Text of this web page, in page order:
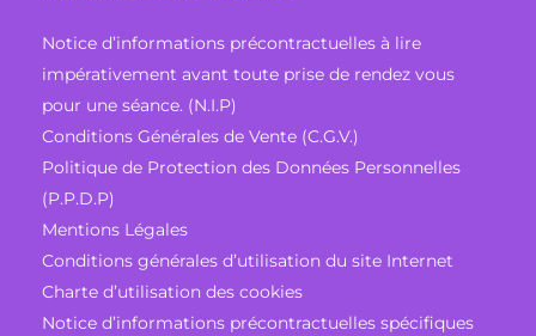
Notice d’informations précontractuelles à lire
impérativement avant toute prise de rendez vous
pour une séance. (N.I.P)
Conditions Générales de Vente (C.G.V.)
Politique de Protection des Données Personnelles
(P.P.D.P)
Mentions Légales
Conditions générales d’utilisation du site Internet
Charte d’utilisation des cookies
Notice d’informations précontractuelles spécifiques